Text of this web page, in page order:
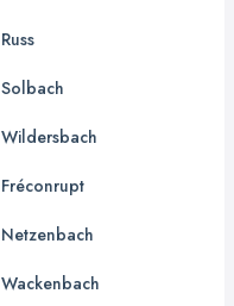
Russ
Solbach
Wildersbach
Fréconrupt
Netzenbach
Wackenbach